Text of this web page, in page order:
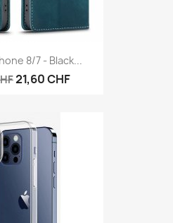
8/7 - Black...
21,60 CHF